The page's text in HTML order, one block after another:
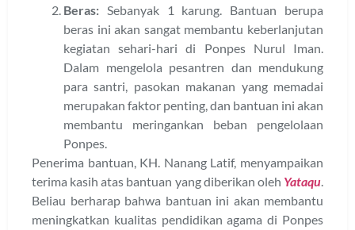
Beras: Sebanyak 1 karung. Bantuan berupa
beras ini akan sangat membantu keberlanjutan
kegiatan sehari-hari di Ponpes Nurul Iman.
Dalam mengelola pesantren dan mendukung
para santri, pasokan makanan yang memadai
merupakan faktor penting, dan bantuan ini akan
membantu meringankan beban pengelolaan
Ponpes.
Penerima bantuan, KH. Nanang Latif, menyampaikan
terima kasih atas bantuan yang diberikan oleh Yataqu.
Beliau berharap bahwa bantuan ini akan membantu
meningkatkan kualitas pendidikan agama di Ponpes